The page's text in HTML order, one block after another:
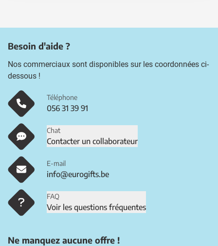
Besoin d'aide ?
Nos commerciaux sont disponibles sur les coordonnées ci-
dessous !
Téléphone
056 31 39 91
Chat
Contacter un collaborateur
E-mail
info@eurogifts.be
FAQ
Voir les questions fréquentes
Ne manquez aucune offre !